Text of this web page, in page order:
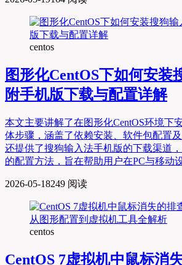
centos
图形化CentOS下如何安装
附手机版下载与配置详解
本文主要讲解了在图形化CentOS环境下
体步骤，涵盖了依赖安装、软件包配置
还提供了搜狗输入法手机版的下载渠道
的配置方法，旨在帮助用户在PC与移动
2026-05-18249 阅读
centos
CentOS 7虚拟机中鼠标消